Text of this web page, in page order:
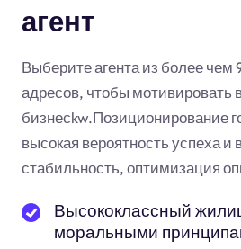
агент
Выберите агента из более чем
адресов, чтобы мотивировать
бизнесkw.Позиционирование
высокая вероятность успеха и
стабильность, оптимизация
Высококлассный
моральными